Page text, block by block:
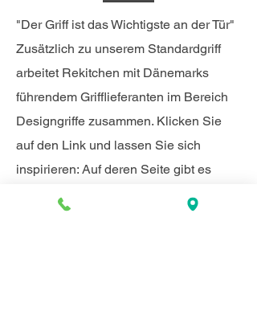
"Der Griff ist das Wichtigste an der Tür"
Zusätzlich zu unserem Standardgriff
arbeitet Rekitchen mit Dänemarks
führendem Grifflieferanten im Bereich
Designgriffe zusammen. Klicken Sie
auf den Link und lassen Sie sich
inspirieren: Auf deren Seite gibt es
einen "Virtuellen Showroom", in dem